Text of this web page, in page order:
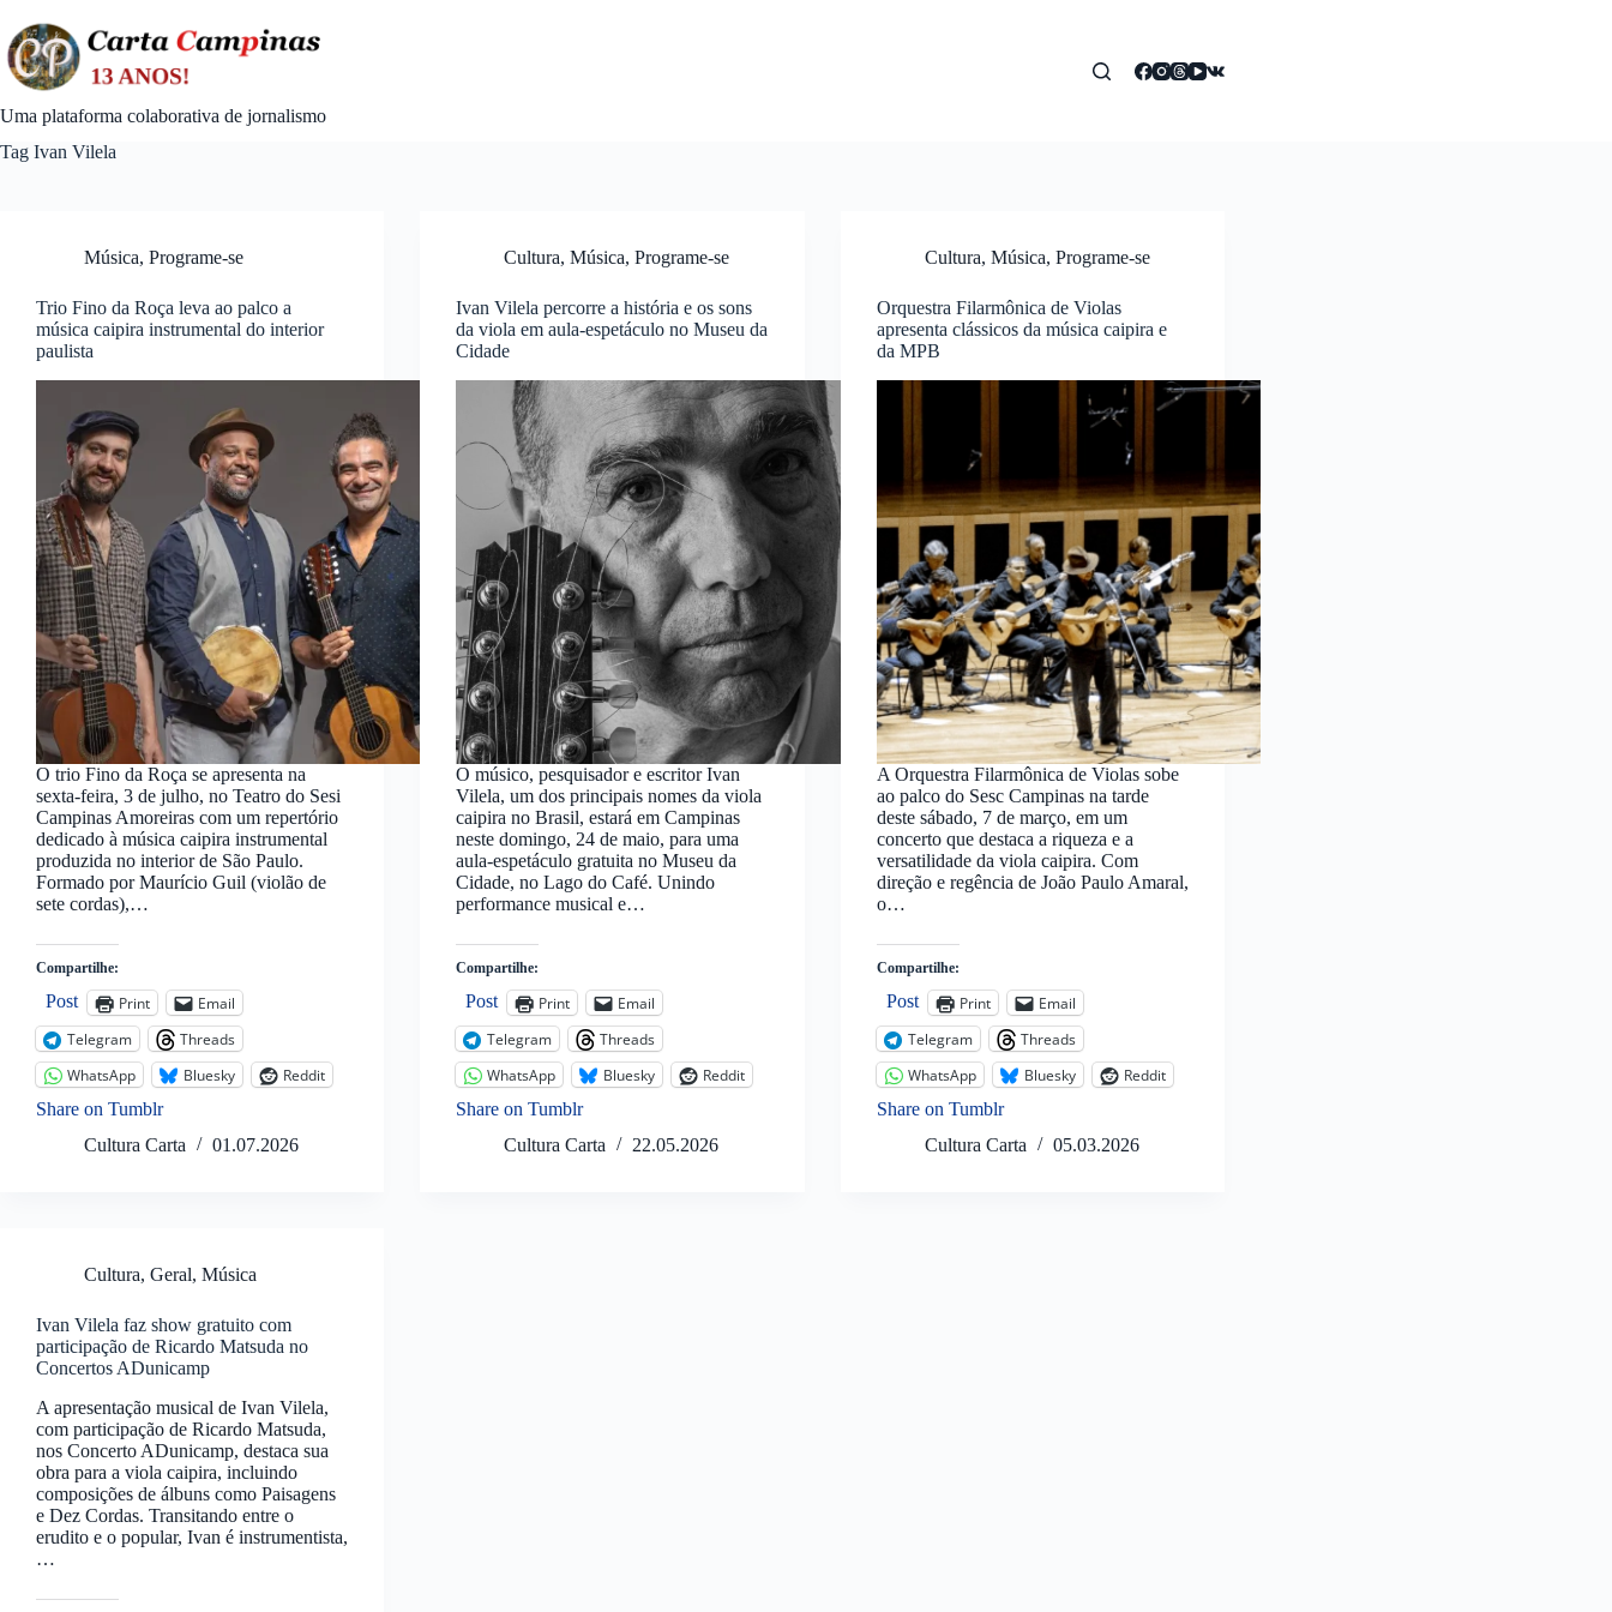
content
Uma plataforma colaborativa de jornalismo
Tag Ivan Vilela
Música, Programe-se
Trio Fino da Roça leva ao palco a
música caipira instrumental do interior
paulista
O trio Fino da Roça se apresenta na
sexta-feira, 3 de julho, no Teatro do Sesi
Campinas Amoreiras com um repertório
dedicado à música caipira instrumental
produzida no interior de São Paulo.
Formado por Maurício Guil (violão de
sete cordas),…
Compartilhe:
Post Print
Email
Telegram
Threads
WhatsApp
Bluesky
Reddit
Share on Tumblr
Cultura Carta
01.07.2026
Cultura,Música,Programe-se
Ivan Vilela percorre a história e os sons
da viola em aula-espetáculo no Museu da
Cidade
O músico, pesquisador e escritor Ivan
Vilela, um dos principais nomes da viola
caipira no Brasil, estará em Campinas
neste domingo, 24 de maio, para uma
aula-espetáculo gratuita no Museu da
Cidade, no Lago do Café. Unindo
performance musical e…
Compartilhe:
Post Print
Email
Telegram
Threads
WhatsApp
Bluesky
Reddit
Share on Tumblr
Cultura Carta
22.05.2026
Cultura, Música, Programe-se
Orquestra Filarmônica de Violas
apresenta clássicos da música caipira e
da MPB
A Orquestra Filarmônica de Violas sobe
ao palco do Sesc Campinas na tarde
deste sábado, 7 de março, em um
concerto que destaca a riqueza e a
versatilidade da viola caipira. Com
direção e regência de João Paulo Amaral,
o…
Compartilhe:
Post Print
Email
Telegram
Threads
WhatsApp
Bluesky
Reddit
Share on Tumblr
Cultura Carta
05.03.2026
Cultura, Geral, Música
Ivan Vilela faz show gratuito com
participação de Ricardo Matsuda no
Concertos ADunicamp
A apresentação musical de Ivan Vilela,
com participação de Ricardo Matsuda,
nos Concerto ADunicamp, destaca sua
obra para a viola caipira, incluindo
composições de álbuns como Paisagens
e Dez Cordas. Transitando entre o
erudito e o popular, Ivan é instrumentista,
…